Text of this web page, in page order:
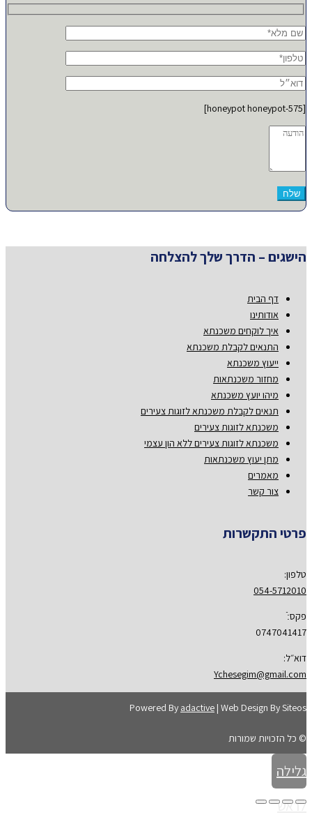
[honeypot honeypot-575]
הישגים – הדרך שלך להצלחה
דף הבית
אודותינו
איך לוקחים משכנתא
התנאים לקבלת משכנתא
ייעוץ משכנתא
מחזור משכנתאות
מיהו יועץ משכנתא
תנאים לקבלת משכנתא לזוגות צעירים
משכנתא לזוגות צעירים
משכנתא לזוגות צעירים ללא הון עצמי
מתן יעוץ משכנתאות
מאמרים
צור קשר
פרטי התקשרות
טלפון:
054-5712010
פקס:ֿ
0747041417
דוא״ל:
Ychesegim@gmail.com
Powered By adactive | Web Design By Siteos
© כל הזכויות שמורות
גלילה
לראש